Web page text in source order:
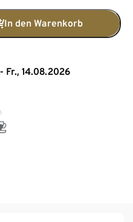
In den Warenkorb
Fr., 14.08.2026